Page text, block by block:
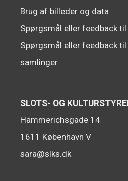
Brug af billeder og data
Spørgsmål eller feedback
Spørgsmål eller feedback
samlinger
SLOTS- OG
Hammerichsgade 14
1611 København V
sara@slks.dk